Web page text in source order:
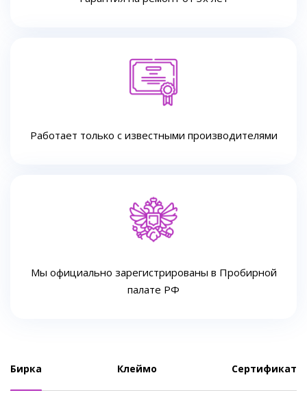
Работает только с известными производителями
Мы официально зарегистрированы в Пробирной
палате РФ
Бирка Клеймо Сертификат